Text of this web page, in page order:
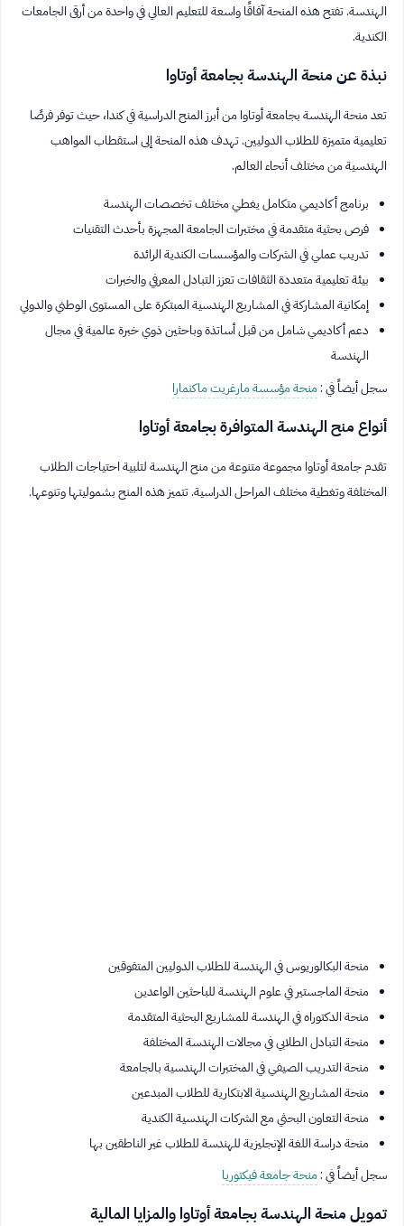
الهندسة. تفتح هذه المنحة آفاقًا واسعة للتعليم العالي في واحدة من أرقى الجامعات
الكندية.
نبذة عن منحة الهندسة بجامعة أوتاوا
تعد منحة الهندسة بجامعة أوتاوا من أبرز المنح الدراسية في كندا، حيث توفر فرصًا
تعليمية متميزة للطلاب الدوليين. تهدف هذه المنحة إلى استقطاب المواهب
الهندسية من مختلف أنحاء العالم.
برنامج أكاديمي متكامل يغطي مختلف تخصصات الهندسة
فرص بحثية متقدمة في مختبرات الجامعة المجهزة بأحدث التقنيات
تدريب عملي في الشركات والمؤسسات الكندية الرائدة
بيئة تعليمية متعددة الثقافات تعزز التبادل المعرفي والخبرات
إمكانية المشاركة في المشاريع الهندسية المبتكرة على المستوى الوطني والدولي
دعم أكاديمي شامل من قبل أساتذة وباحثين ذوي خبرة عالمية في مجال
الهندسة
سجل أيضاً في :منحة مؤسسة مارغريت ماكنمارا
أنواع منح الهندسة المتوافرة بجامعة أوتاوا
تقدم جامعة أوتاوا مجموعة متنوعة من منح الهندسة لتلبية احتياجات الطلاب
المختلفة وتغطية مختلف المراحل الدراسية. تتميز هذه المنح بشموليتها وتنوعها.
منحة البكالوريوس في الهندسة للطلاب الدوليين المتفوقين
منحة الماجستير في علوم الهندسة للباحثين الواعدين
منحة الدكتوراه في الهندسة للمشاريع البحثية المتقدمة
منحة التبادل الطلابي في مجالات الهندسة المختلفة
منحة التدريب الصيفي في المختبرات الهندسية بالجامعة
منحة المشاريع الهندسية الابتكارية للطلاب المبدعين
منحة التعاون البحثي مع الشركات الهندسية الكندية
منحة دراسة اللغة الإنجليزية للهندسة للطلاب غير الناطقين بها
سجل أيضاً في :منحة جامعة فيكتوريا
تمويل منحة الهندسة بجامعة أوتاوا والمزايا المالية